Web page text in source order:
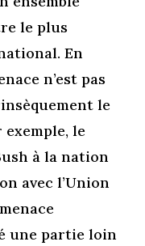
le plus
En
n’est pas
le
le
à la nation
avec l’Union
une partie loin